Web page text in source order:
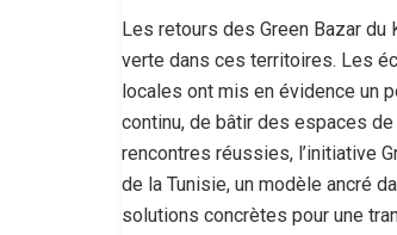
Les retours des Green Bazar du
verte dans ces territoires. Les
locales ont mis en évidence un
continu, de bâtir des espaces
rencontres réussies, l’initiative
de la Tunisie, un modèle ancré
solutions concrètes pour une